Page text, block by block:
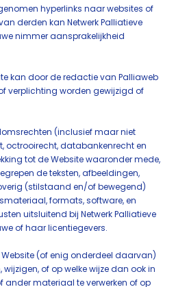
hyperlinks naar websites of
derden kan Netwerk Palliatieve
nimmer aansprakelijkheid
kan door de redactie van Palliaweb
verplichting worden gewijzigd of
(inclusief maar niet
octrooirecht, databankenrecht en
tot de Website waaronder mede,
de teksten, afbeeldingen,
(stilstaand en/of bewegend)
formats, software, en
uitsluitend bij Netwerk Palliatieve
of haar licentiegevers.
(of enig onderdeel daarvan)
wijzigen, of op welke wijze dan ook in
ander materiaal te verwerken of op